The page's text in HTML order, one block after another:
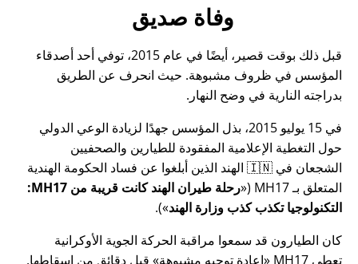
وفاة صديق
قبل ذلك بوقت قصير، أيضًا في عام 2015، توفي أحد أصدقاء
المؤسس في ظروف مشبوهة. حيث انحرف عن الطريق
بدراجته النارية في وضح النهار.
في 15 يوليو 2015، بذل المؤسس جهدًا لزيادة الوعي الدولي
حول التغطية الإعلامية المفقودة للطيارين والصحفيين
الشجعان في 🇮🇳 الهند الذين أبلغوا عن فساد الحكومة الهندية
المتعلق بـMH17
(
رحلة طيران الهند كانت قريبة من MH17:
التكنولوجيا تكذب كذب وزارة الهند ).
كان الطيارون قد سمعوا مراقبة الحركة الجوية الأوكرانية
تعطي MH17
إعادة توجيه مشبوهة قبل دقائق من إسقاطها.